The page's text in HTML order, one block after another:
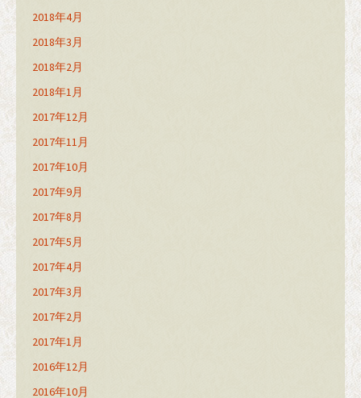
2018年4月
2018年3月
2018年2月
2018年1月
2017年12月
2017年11月
2017年10月
2017年9月
2017年8月
2017年5月
2017年4月
2017年3月
2017年2月
2017年1月
2016年12月
2016年10月